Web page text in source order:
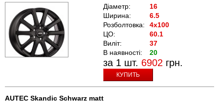
Діаметр:
16
Ширина:
6.5
Розболтовка:
4x100
ЦО:
60.1
Виліт:
37
В наявності:
20
за 1 шт. 6902 грн.
КУПИТЬ
AUTEC Skandic Schwarz matt